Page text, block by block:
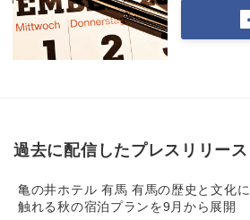
過去に配信したプレスリリース
亀の井ホテル 有馬 有馬の歴史と文化に
触れる秋の宿泊プランを9月から展開